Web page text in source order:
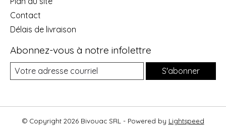
Contact
Délais de livraison
Abonnez-vous à notre infolettre
S'abonner
© Copyright 2026 Bivouac SRL - Powered by Lightspeed